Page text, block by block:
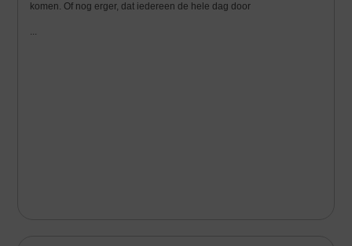
komen. Of nog erger, dat iedereen de hele dag door
...